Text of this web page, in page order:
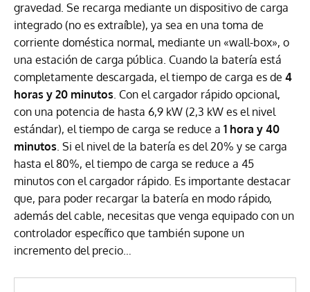
gravedad. Se recarga mediante un dispositivo de carga
integrado (no es extraíble), ya sea en una toma de
corriente doméstica normal, mediante un «wall-box», o
una estación de carga pública. Cuando la batería está
completamente descargada, el tiempo de carga es de 4
horas y 20 minutos. Con el cargador rápido opcional,
con una potencia de hasta 6,9 kW (2,3 kW es el nivel
estándar), el tiempo de carga se reduce a 1 hora y 40
minutos. Si el nivel de la batería es del 20% y se carga
hasta el 80%, el tiempo de carga se reduce a 45
minutos con el cargador rápido. Es importante destacar
que, para poder recargar la batería en modo rápido,
además del cable, necesitas que venga equipado con un
controlador específico que también supone un
incremento del precio…